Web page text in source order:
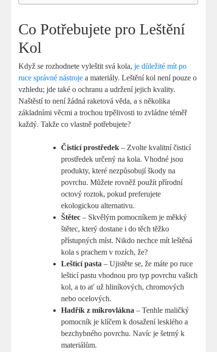
Co Potřebujete pro Leštění
Kol
Když se rozhodnete vyleštit svá kola,je důležité mít po
ruce správné nástroje a materiály. Leštění kol není pouze o
vzhledu; jde také o ochranu a udržení jejich kvality.
Naštěstí to není žádná raketová věda, a s několika
základními věcmi a trochou trpělivosti to zvládne téměř
každý. Takže co vlastně potřebujete?
Čisticí prostředek – Zvolte kvalitní čisticí
prostředek určený na kola. Vhodné jsou
produkty, které nezpůsobují škody na
povrchu. Můžete rovněž použít přírodní
octový roztok, pokud preferujete
ekologickou alternativu.
Štětec – Skvělým pomocníkem je měkký
štětec, který dostane i do těch těžko
přístupných míst. Nikdo nechce mít leštěná
kola s prachem v rozích, že?
Leštící pasta – Ujistěte se, že máte po ruce
lešticí pastu vhodnou pro typ povrchu vašich
kol, a to ať už hliníkových, chromových
nebo ocelových.
Hadřík z mikrovlákna – Tenhle maličký
pomocník je klíčem k dosažení lesklého a
bezchybného povrchu. Navíc je šetrný k
materiálům.